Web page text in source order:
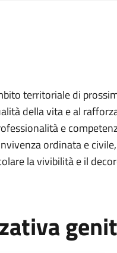
territoriale di
della vita e al
e
ordinata e
la vivibilità e il